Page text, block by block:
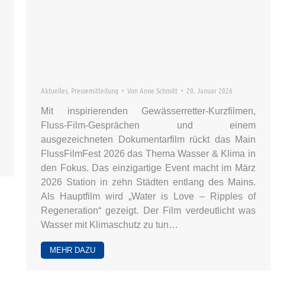
Aktuelles Pressemitteilung Von Anne Schmitt 20. Januar 2026
Mit inspirierenden Gewässerretter-Kurzfilmen,
Fluss-Film-Gesprächen und einem
ausgezeichneten Dokumentarfilm rückt das Main
FlussFilmFest 2026 das Thema Wasser & Klima in
den Fokus. Das einzigartige Event macht im März
2026 Station in zehn Städten entlang des Mains.
Als Hauptfilm wird „Water is Love – Ripples of
Regeneration“ gezeigt. Der Film verdeutlicht was
Wasser mit Klimaschutz zu tun…
MEHR DAZU